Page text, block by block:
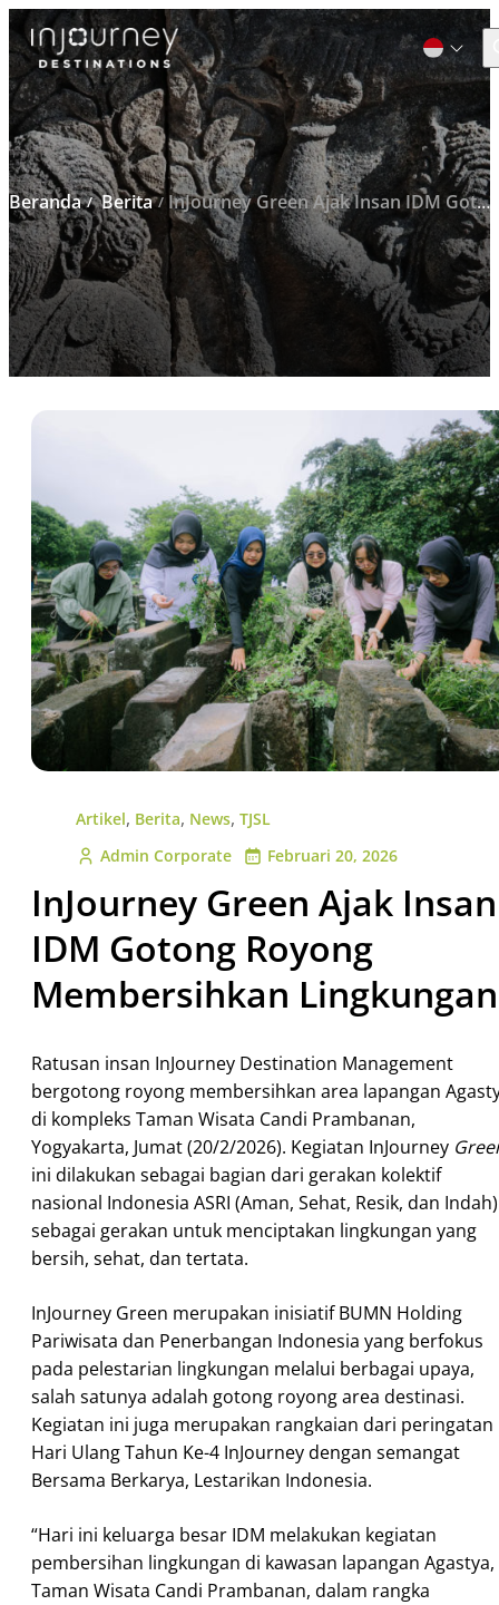
Cari
untuk:
Beranda Berita InJourney Green Ajak Insan IDM Gotong Royong Membersihkan Lingkungan
Artikel, Berita, News, TJSL
Admin Corporate
Februari 20, 2026
InJourney Green Ajak Insan
IDM Gotong Royong
Membersihkan Lingkungan
Ratusan insan InJourney Destination Management
bergotong royong membersihkan area lapangan
di kompleks Taman Wisata Candi Prambanan,
Yogyakarta, Jumat (20/2/2026). Kegiatan InJourney
ini dilakukan sebagai bagian dari gerakan kolektif
nasional Indonesia ASRI (Aman, Sehat, Resik, dan Indah)
sebagai gerakan untuk menciptakan lingkungan yang
bersih, sehat, dan tertata.
InJourney Green merupakan inisiatif BUMN Holding
Pariwisata dan Penerbangan Indonesia yang berfokus
pada pelestarian lingkungan melalui berbagai upaya,
salah satunya adalah gotong royong area destinasi.
Kegiatan ini juga merupakan rangkaian dari peringatan
Hari Ulang Tahun Ke-4 InJourney dengan semangat
Bersama Berkarya, Lestarikan Indonesia.
“Hari ini keluarga besar IDM melakukan kegiatan
pembersihan lingkungan di kawasan lapangan Agastya,
Taman Wisata Candi Prambanan, dalam rangka